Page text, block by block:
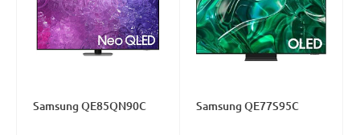
Samsung QE85QN90C Samsung QE77S95C